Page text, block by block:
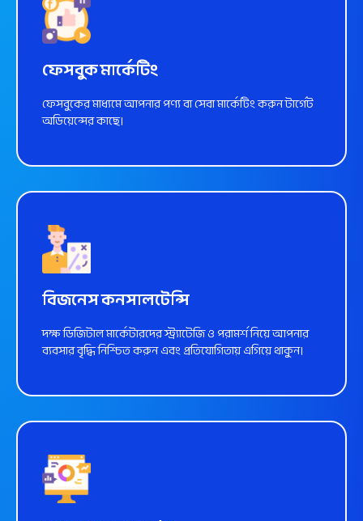
ফেসবুক মার্কেটিং
ফেসবুকের মাধ্যমে আপনার পণ্য বা সেবা মার্কেটিং করুন টার্গেট
অডিয়েন্সের কাছে।
বিজনেস কনসালটেন্সি
দক্ষ ডিজিটাল মার্কেটারদের স্ট্র্যাটেজি ও পরামর্শ নিয়ে আপনার
ব্যবসার বৃদ্ধি নিশ্চিত করুন এবং প্রতিযোগিতায় এগিয়ে থাকুন।